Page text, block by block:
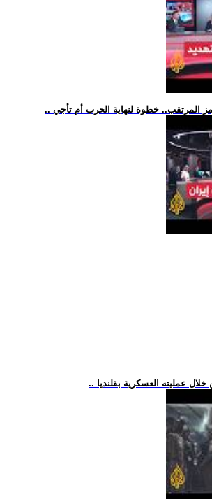
المرتقب.. خطوة لنهاية الحرب أم تأجي
خلال عمليته العسكرية بقلنديا